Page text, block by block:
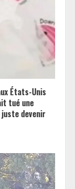
États-Unis
tué une
devenir